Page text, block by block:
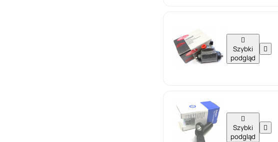

Szybki
podgląd


Szybki
podgląd
